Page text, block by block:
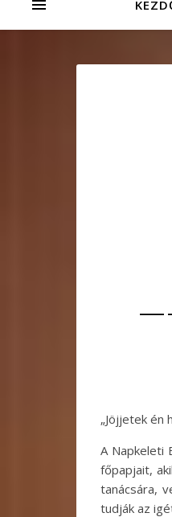
„Jöjjetek én
A Napkeleti
főpapjait,
tanácsára,
tudják az